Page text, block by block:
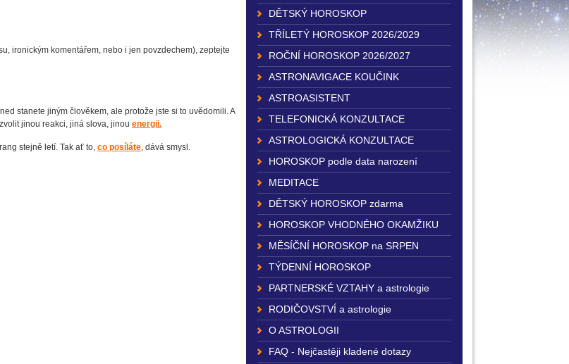
ironickým komentářem, nebo i jen povzdechem), zeptejte
stanete jiným člověkem, ale protože jste si to uvědomili. A
jinou reakci, jiná slova, jinou energii.
stejně letí. Tak ať to, co posíláte, dává smysl.
DĚTSKÝ HOROSKOP
TŘÍLETÝ HOROSKOP 2026/2029
ROČNÍ HOROSKOP 2026/2027
ASTRONAVIGACE KOUČINK
ASTROASISTENT
TELEFONICKÁ KONZULTACE
ASTROLOGICKÁ KONZULTACE
HOROSKOP podle data narození
MEDITACE
DĚTSKÝ HOROSKOP zdarma
HOROSKOP VHODNÉHO OKAMŽIKU
MĚSÍČNÍ HOROSKOP na SRPEN
TÝDENNÍ HOROSKOP
PARTNERSKÉ VZTAHY a astrologie
RODIČOVSTVÍ a astrologie
O ASTROLOGII
FAQ - Nejčastěji kladené dotazy